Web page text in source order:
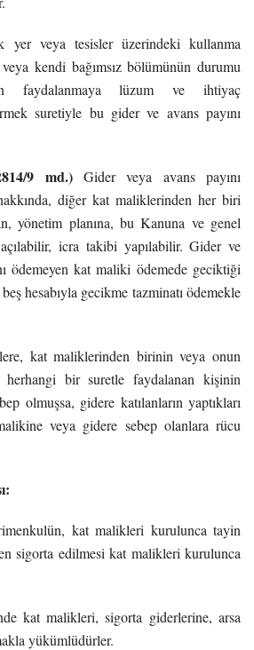
veya tesisler üzerindeki kullanma
kendi bağımsız bölümünün durumu
faydalanmaya lüzum ve ihtiyaç
suretiyle bu gider ve avans payını
9 md.) Gider veya avans payını
diğer kat maliklerinden her biri
yönetim planına, bu Kanuna ve genel
icra takibi yapılabilir. Gider ve
ödemeyen kat maliki ödemede geciktiği
hesabıyla gecikme tazminatı ödemekle
kat maliklerinden birinin veya onun
herhangi bir suretle faydalanan kişinin
olmuşsa, gidere katılanların yaptıkları
veya gidere sebep olanlara rücu
kat malikleri kurulunca tayin
sigorta edilmesi kat malikleri kurulunca
kat malikleri, sigorta giderlerine, arsa
yükümlüdürler.